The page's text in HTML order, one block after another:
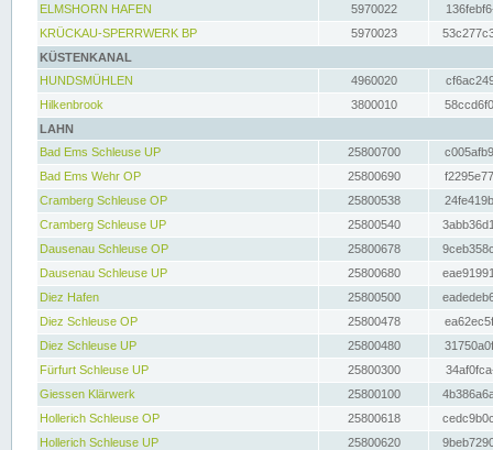
ELMSHORN HAFEN
5970022
KRÜCKAU-SPERRWERK BP
5970023
KÜSTENKANAL
HUNDSMÜHLEN
4960020
Hilkenbrook
3800010
LAHN
Bad Ems Schleuse UP
25800700
Bad Ems Wehr OP
25800690
Cramberg Schleuse OP
25800538
Cramberg Schleuse UP
25800540
Dausenau Schleuse OP
25800678
Dausenau Schleuse UP
25800680
Diez Hafen
25800500
Diez Schleuse OP
25800478
Diez Schleuse UP
25800480
Fürfurt Schleuse UP
25800300
Giessen Klärwerk
25800100
Hollerich Schleuse OP
25800618
Hollerich Schleuse UP
25800620